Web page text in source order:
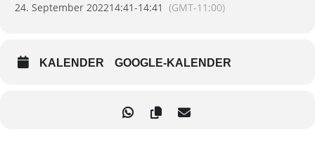
24. September 202214:41-14:41 (GMT-11:00)
KALENDER GOOGLE-KALENDER